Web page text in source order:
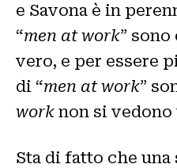
e Savona è in
“men at work”
vero, e per essere
di “men at work”
work non si vedono
Sta di fatto che